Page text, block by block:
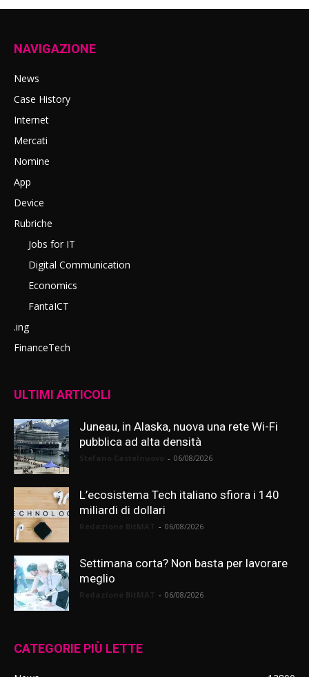
NAVIGAZIONE
News
Case History
Internet
Mercati
Nomine
App
Device
Rubriche
Jobs for IT
Digital Communication
Economics
FantaICT
.ing
FinanceTech
ULTIMI ARTICOLI
Juneau, in Alaska, nuova una rete Wi-Fi
pubblica ad alta densità
- 06/08/2026
L’ecosistema Tech italiano sfiora i 140
miliardi di dollari
- 06/08/2026
Settimana corta? Non basta per lavorare
meglio
- 06/08/2026
CATEGORIE PIÙ LETTE